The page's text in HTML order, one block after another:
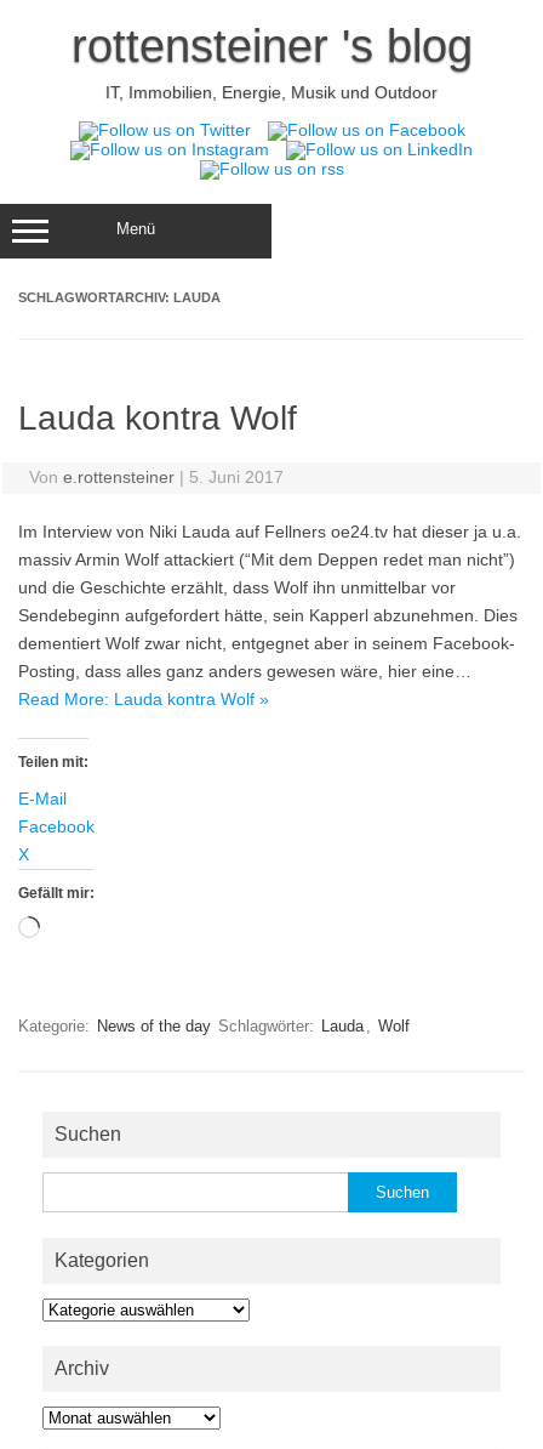
rottensteiner 's blog
IT, Immobilien, Energie, Musik und Outdoor
Menü
SCHLAGWORTARCHIV: LAUDA
Lauda kontra Wolf
Vone.rottensteiner | 5. Juni 2017
Im Interview von Niki Lauda auf Fellners oe24.tv hat dieser ja u.a.
massiv Armin Wolf attackiert (“Mit dem Deppen redet man nicht”)
und die Geschichte erzählt, dass Wolf ihn unmittelbar vor
Sendebeginn aufgefordert hätte, sein Kapperl abzunehmen. Dies
dementiert Wolf zwar nicht, entgegnet aber in seinem Facebook-
Posting, dass alles ganz anders gewesen wäre, hier eine…
Read More: Lauda kontra Wolf »
Teilen mit:
E-Mail
Facebook
X
Gefällt mir:
Wird
Kategorie: News of the day Schlagwörter: Lauda , Wolf
Suchen
nach:
Kategorien
Kategorien
Archiv
Archiv